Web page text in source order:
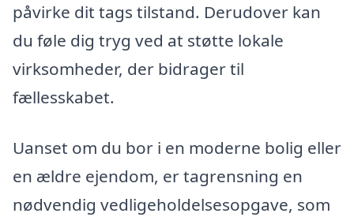
påvirke dit tags tilstand. Derudover kan
du føle dig tryg ved at støtte lokale
virksomheder, der bidrager til
fællesskabet.
Uanset om du bor i en moderne bolig eller
en ældre ejendom, er tagrensning en
nødvendig vedligeholdelsesopgave, som